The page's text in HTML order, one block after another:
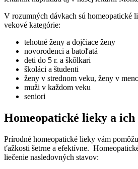
V rozumných dávkach sú homeopatické
vekové kategórie:
tehotné ženy a dojčiace ženy
novorodenci a batoľatá
deti do 5 r. a škôlkari
školáci a študenti
ženy v strednom veku, ženy v
muži v každom veku
seniori
Homeopatické lieky a
Prírodné homeopatické lieky vám
ťažkosti šetrne a efektívne.
liečenie nasledovných stavov: